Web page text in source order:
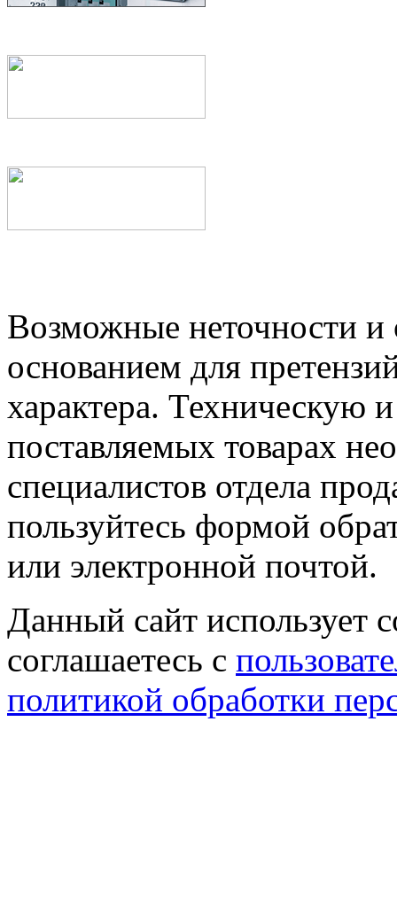
Возможные неточности и
основанием для
характера.
поставляемых товарах
специалистов отдела
пользуйтесь формой
или электронной почтой.
Данный сайт использует
соглашаетесь с
политикой обработки